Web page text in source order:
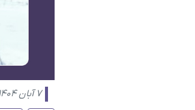
۷ آبان ۱۴۰۴، ۱۰:۵۹